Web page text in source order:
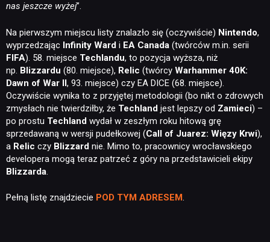
nas jeszcze wyżej”.
Na pierwszym miejscu listy znalazło się (oczywiście) Nintendo,
wyprzedzając Infinity Ward i EA Canada (twórców m.in. serii
FIFA). 58. miejsce Techlandu, to pozycja wyższa, niż
np. Blizzardu (80. miejsce), Relic (twórcy Warhammer 40K:
Dawn of War II, 93. miejsce) czy EA DICE (68. miejsce).
Oczywiście wynika to z przyjętej metodologii (bo nikt o zdrowych
zmysłach nie twierdziłby, że Techland jest lepszy od Zamieci) –
po prostu Techland wydał w zeszłym roku hitową grę
sprzedawaną w wersji pudełkowej (Call of Juarez: Więzy Krwi),
a Relic czy Blizzard nie. Mimo to, pracownicy wrocławskiego
developera mogą teraz patrzeć z góry na przedstawicieli ekipy
Blizzarda.
Pełną listę znajdziecie POD TYM ADRESEM.